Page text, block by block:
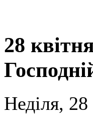
28
Неділя,